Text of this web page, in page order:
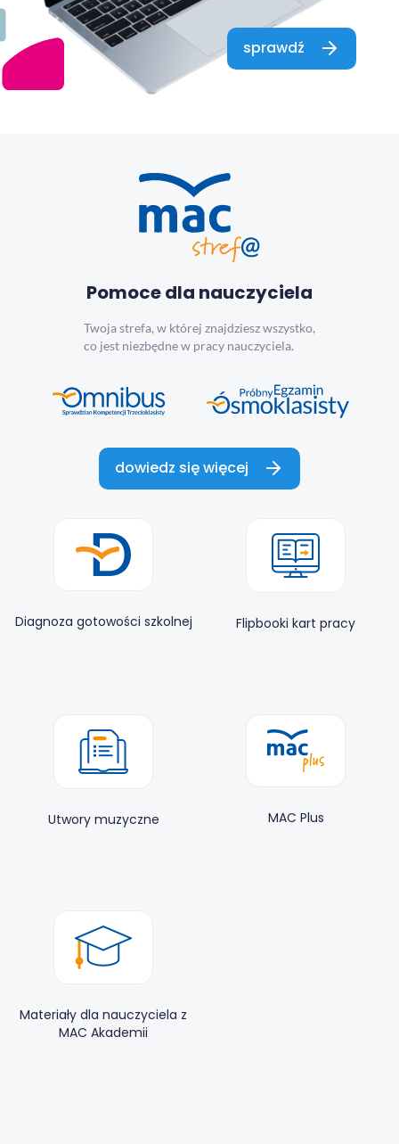
sprawdź
Pomoce dla nauczyciela
Twoja strefa, w której znajdziesz wszystko,
co jest niezbędne w pracy nauczyciela.
dowiedz się więcej
Diagnoza gotowości szkolnej Flipbooki kart pracy
Utwory muzyczne MAC Plus
Materiały dla nauczyciela z
MAC Akademii